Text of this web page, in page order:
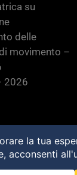
su
delle
movimento –
2026